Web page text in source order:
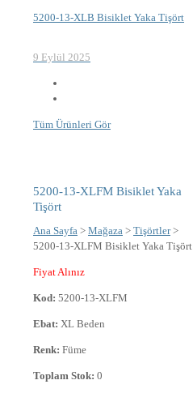
5200-13-XLB Bisiklet Yaka Tişört
9 Eylül 2025
Tüm Ürünleri Gör
5200-13-XLFM Bisiklet Yaka
Tişört
Ana Sayfa > Mağaza > Tişörtler>
5200-13-XLFM Bisiklet Yaka Tişört
Fiyat Alınız
Kod: 5200-13-XLFM
Ebat: XL Beden
Renk: Füme
Toplam Stok: 0